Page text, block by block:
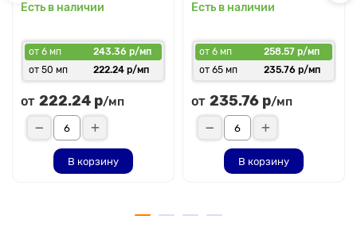
Есть в наличии
от 6 мп
243.36 р/мп
от 50 мп
222.24 р/мп
от 222.24 р/мп
В корзину
Есть в наличии
от 6 мп
258.57 р/мп
от 65 мп
235.76 р/мп
от 235.76 р/мп
В корзину